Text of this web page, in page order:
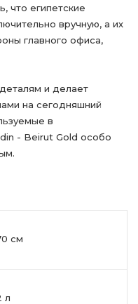
что египетские
вручную, а их
главного офиса,
и делает
на сегодняшний
в
- Beirut Gold особо
см
л